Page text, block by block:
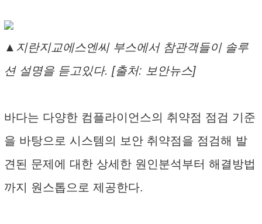
▲지란지교에스엔씨 부스에서 참관객들이 솔루
션 설명을 듣고있다. [출처: 보안뉴스]
바다는 다양한 컴플라이언스의 취약점 점검 기준
을 바탕으로 시스템의 보안 취약점을 점검해 발
견된 문제에 대한 상세한 원인분석부터 해결방법
까지 원스톱으로 제공한다.